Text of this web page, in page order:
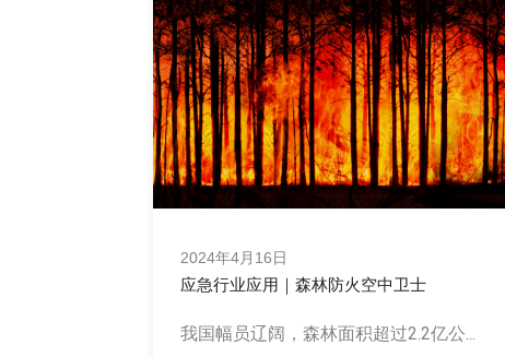
2024年4月16日
应急行业应用｜森林防火空中卫士
我国幅员辽阔，森林面积超过2.2亿公...